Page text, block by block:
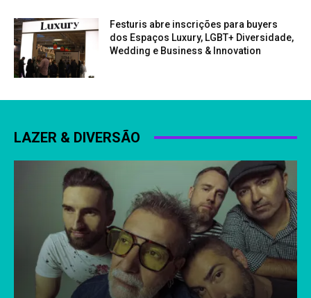
Festuris abre inscrições para buyers
dos Espaços Luxury, LGBT+ Diversidade,
Wedding e Business & Innovation
LAZER & DIVERSÃO